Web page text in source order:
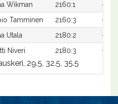
Wikman 2160:1
-
Tamminen 2160:3
-
Utala 2180:2
-
Niveri 2180:3 -
29.5, 32.5, 35.5